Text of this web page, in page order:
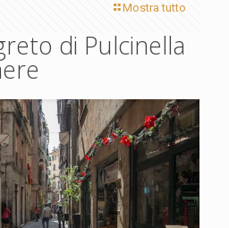
Mostra tutto
di Pulcinella